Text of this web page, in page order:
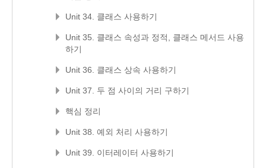
Unit 34. 클래스 사용하기
Unit 35. 클래스 속성과 정적, 클래스 메서드 사용
하기
Unit 36. 클래스 상속 사용하기
Unit 37. 두 점 사이의 거리 구하기
핵심 정리
Unit 38. 예외 처리 사용하기
Unit 39. 이터레이터 사용하기